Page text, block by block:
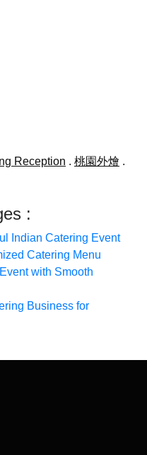
Reception . 桃園外燴 .
:
Indian Catering Event
Catering Menu
with Smooth
Business for